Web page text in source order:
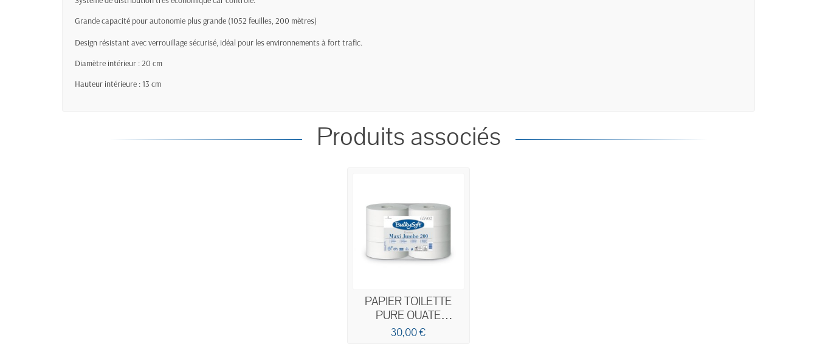
Grande capacité pour autonomie plus grande (1052 feuilles, 200 mètres)
Design résistant avec verrouillage sécurisé, idéal pour les environnements à fort trafic.
Diamètre intérieur : 20 cm
Hauteur intérieure : 13 cm
Produits associés
PAPIER TOILETTE
PURE OUATE
BLANCHE A
30,00 €